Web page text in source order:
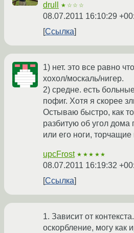
drull ★☆☆☆
08.07.2011 16:10:29
Ссылка
1) нет. это все равно
хохол/москаль/нигер.
2) средне. есть
пофиг. Хотя я скорее
Остываю быстро, как
разбитую об угол дома
или его ноги, торчащие
upcFrost ★★★★★
08.07.2011 16:19:32
Ссылка
1. Зависит от
оскорбление, могу как